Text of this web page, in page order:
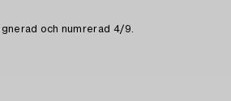
och numrerad 4/9.